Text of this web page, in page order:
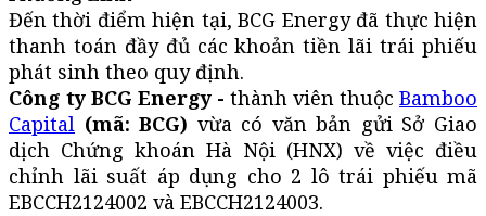
Đến thời điểm hiện tại, BCG Energy đã thực hiện
thanh toán đầy đủ các khoản tiền lãi trái phiếu
phát sinh theo quy định.
Công ty BCG Energy - thành viên thuộc Bamboo
Capital (mã: BCG) vừa có văn bản gửi Sở Giao
dịch Chứng khoán Hà Nội (HNX) về việc điều
chỉnh lãi suất áp dụng cho 2 lô trái phiếu mã
EBCCH2124002 và EBCCH2124003.